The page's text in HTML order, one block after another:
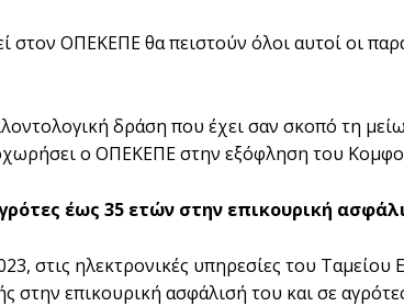
στον ΟΠΕΚΕΠΕ θα πειστούν όλοι αυτοί οι
δράση που έχει σαν σκοπό τη
ο ΟΠΕΚΕΠΕ στην εξόφληση του
έως 35 ετών στην επικουρική
στις ηλεκτρονικές υπηρεσίες του
στην επικουρική ασφάλισή του και σε